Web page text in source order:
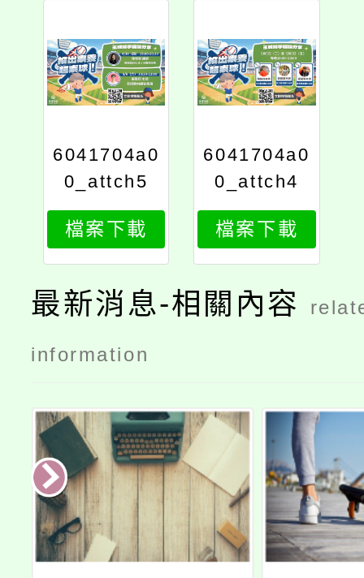
6041704a0
0_attch5
檔案下載
6041704a0
0_attch4
檔案下載
最新消息-相關內容
information